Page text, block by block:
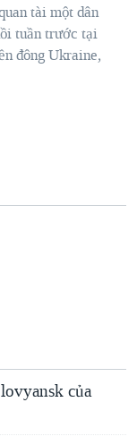
uan tài một dân
tuần trước tại
đông Ukraine,
của